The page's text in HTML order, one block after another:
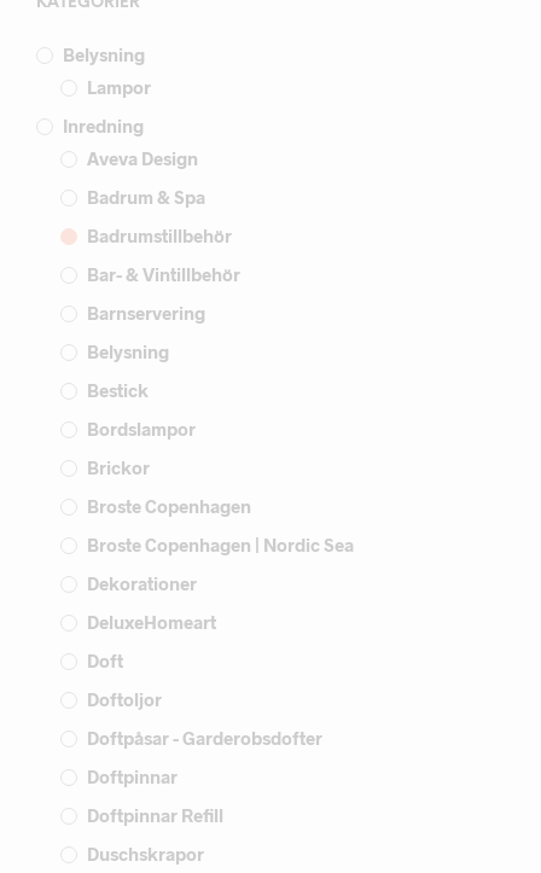
Belysning
Lampor
Inredning
Aveva Design
Badrum & Spa
Badrumstillbehör
Bar- & Vintillbehör
Barnservering
Belysning
Bestick
Bordslampor
Brickor
Broste Copenhagen
Broste Copenhagen | Nordic Sea
Dekorationer
DeluxeHomeart
Doft
Doftoljor
Doftpåsar - Garderobsdofter
Doftpinnar
Doftpinnar Refill
Duschskrapor